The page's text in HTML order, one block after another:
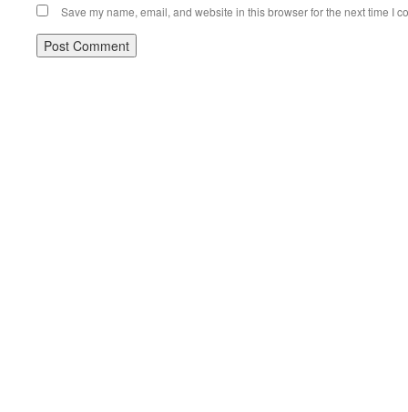
Save my name, email, and website in this browser for the next time I